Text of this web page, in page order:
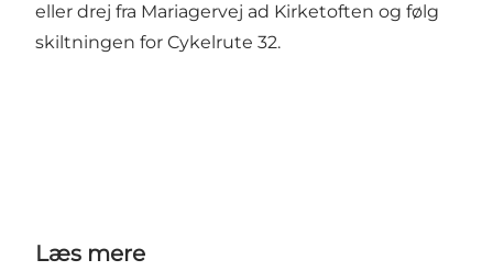
eller drej fra Mariagervej ad Kirketoften og følg
skiltningen for Cykelrute 32.
Læs mere